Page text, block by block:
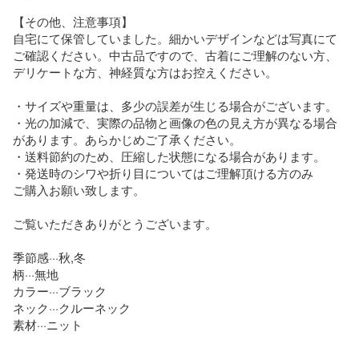
【その他、注意事項】
自宅にて保管していました。細かいデザインなどは写真にて
ご確認ください。中古品ですので、古着にご理解のない方、
デリケートな方、神経質な方はお控えください。
・サイズや重量は、多少の誤差が生じる場合がございます。
・光の加減で、実際の品物と画像の色の見え方が異なる場合
があります。あらかじめご了承ください。
・送料節約のため、圧縮した状態になる場合があります。
・発送時のシワや折り目についてはご理解頂ける方のみ
ご購入お願い致します。
ご覧いただきありがとうございます。
季節感···秋,冬
柄···無地
カラー···ブラック
ネック···クルーネック
素材···ニット